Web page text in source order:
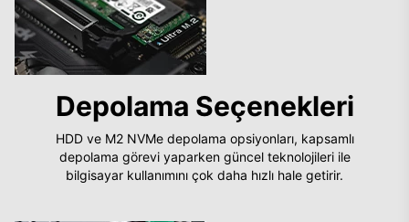
Depolama Seçenekleri
HDD ve M2 NVMe depolama opsiyonları, kapsamlı
depolama görevi yaparken güncel teknolojileri ile
bilgisayar kullanımını çok daha hızlı hale getirir.